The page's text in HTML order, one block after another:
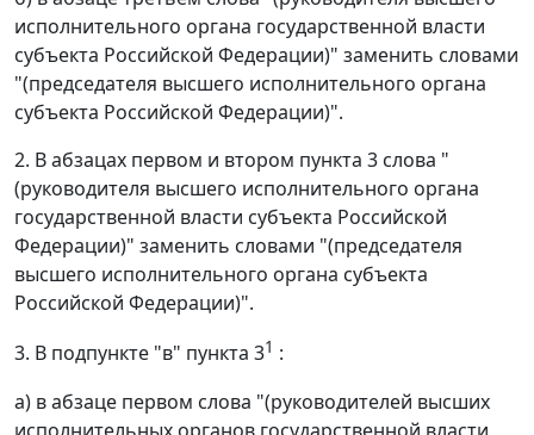
исполнительного органа государственной власти
субъекта Российской Федерации)" заменить словами
"(председателя высшего исполнительного органа
субъекта Российской Федерации)".
2. В абзацах первом и втором пункта 3 слова "
(руководителя высшего исполнительного органа
государственной власти субъекта Российской
Федерации)" заменить словами "(председателя
высшего исполнительного органа субъекта
Российской Федерации)".
3. В подпункте "в" пункта 31 :
а) в абзаце первом слова "(руководителей высших